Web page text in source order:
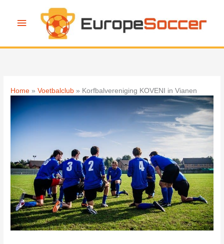
Hoofdmenu
Home Voetbalclub Korfbalvereniging KOVENI in Vianen